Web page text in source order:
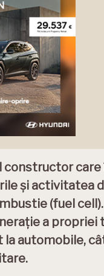
constructor
și activitatea
(fuel
a propriei
automobile,